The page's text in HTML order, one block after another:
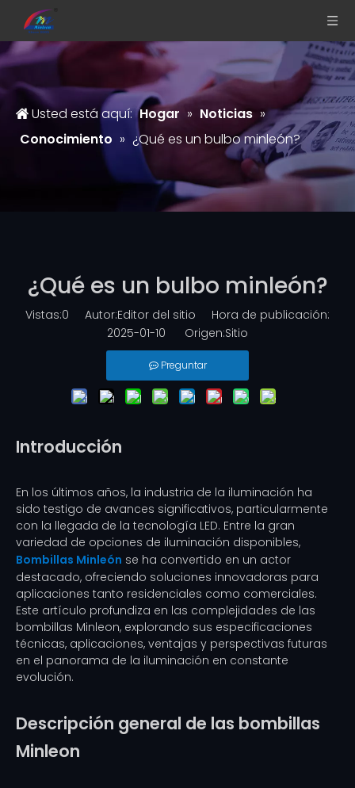
Usted está aquí: Hogar » Noticias »
Conocimiento » ¿Qué es un bulbo minleón?
¿Qué es un bulbo minleón?
Vistas:0 Autor:Editor del sitio Hora de publicación:
2025-01-10 Origen:Sitio
Preguntar
Introducción
En los últimos años, la industria de la iluminación ha
sido testigo de avances significativos, particularmente
con la llegada de la tecnología LED. Entre la gran
variedad de opciones de iluminación disponibles,
Bombillas Minleón se ha convertido en un actor
destacado, ofreciendo soluciones innovadoras para
aplicaciones tanto residenciales como comerciales.
Este artículo profundiza en las complejidades de las
bombillas Minleon, explorando sus especificaciones
técnicas, aplicaciones, ventajas y perspectivas futuras
en el panorama de la iluminación en constante
evolución.
Descripción general de las bombillas
Minleon